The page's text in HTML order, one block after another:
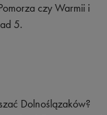
czy Warmii i
5.
Dolnoślązaków?